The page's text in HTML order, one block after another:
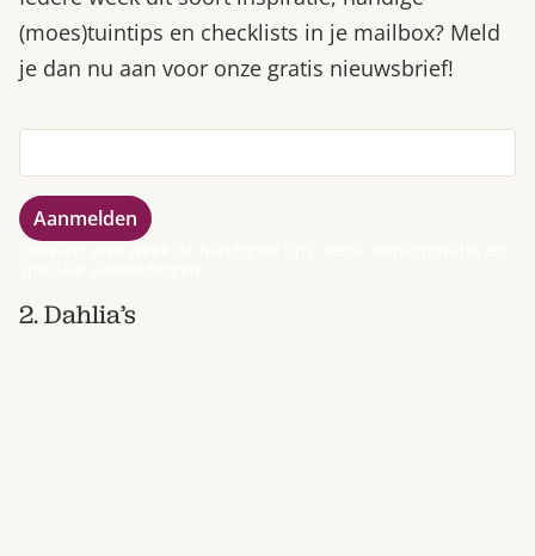
(moes)tuintips en checklists in je mailbox? Meld
je dan nu aan voor onze gratis nieuwsbrief!
2. Dahlia’s